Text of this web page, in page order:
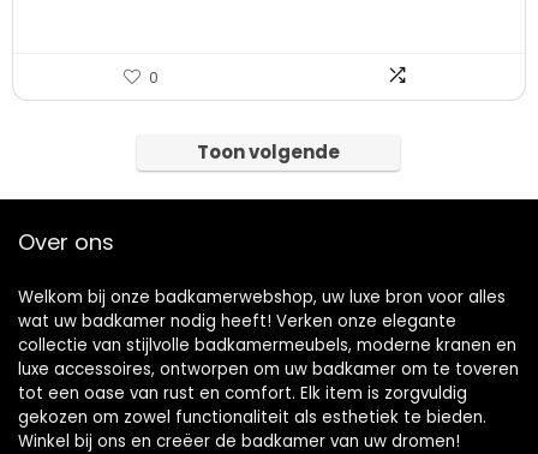
0
Toon volgende
Over ons
Welkom bij onze badkamerwebshop, uw luxe bron voor alles
wat uw badkamer nodig heeft! Verken onze elegante
collectie van stijlvolle badkamermeubels, moderne kranen en
luxe accessoires, ontworpen om uw badkamer om te toveren
tot een oase van rust en comfort. Elk item is zorgvuldig
gekozen om zowel functionaliteit als esthetiek te bieden.
Winkel bij ons en creëer de badkamer van uw dromen!